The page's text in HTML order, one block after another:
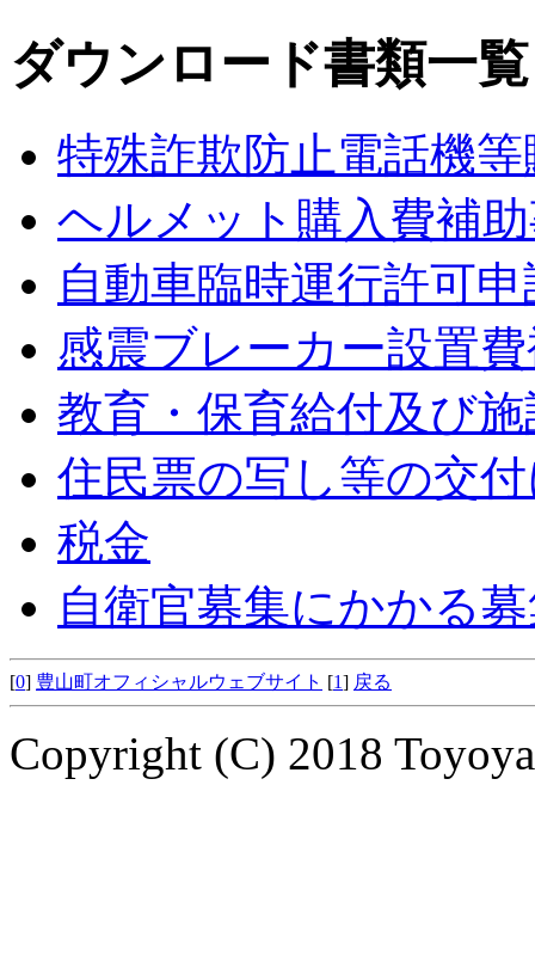
ダウンロード書類一覧
特殊詐欺防止電話機
ヘルメット購入費補
自動車臨時運行許可
感震ブレーカー設置
教育・保育給付及び
住民票の写し等の交
税金
自衛官募集にかかる
[0] 豊山町オフィシャルウェブサイト [1] 戻る
Copyright (C) 2018